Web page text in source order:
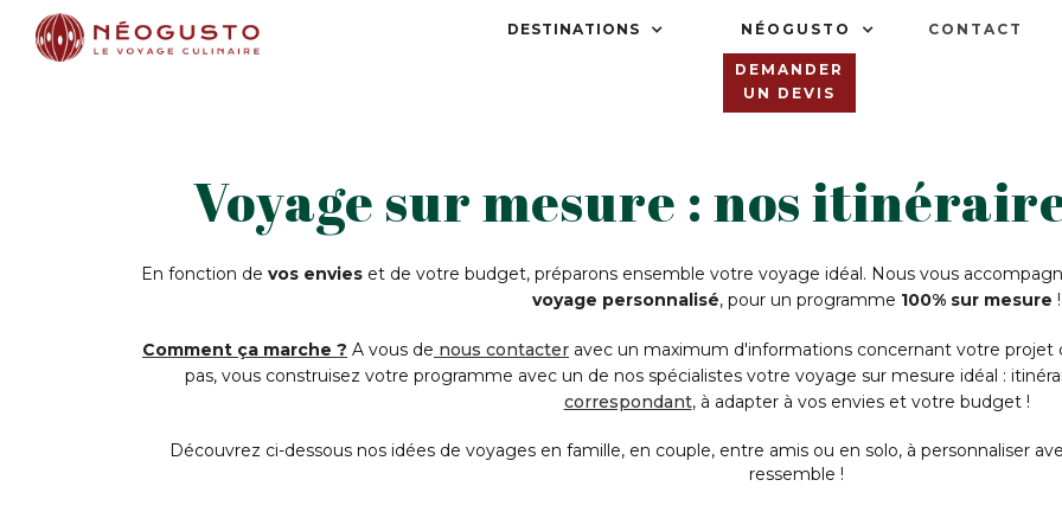
DESTINATIONS NÉOGUSTO CONTACT
DEMANDER
UN DEVIS
Voyage sur mesure : nos
En fonction de vos envies et de votre budget, préparons ensemble votre voyage idéal. Nous vous
voyage personnalisé, pour un programme 100% sur mesure !
Comment ça marche ? A vous de nous contacter avec un maximum d'informations concernant votre projet
pas, vous construisez votre programme avec un de nos spécialistes votre voyage sur mesure idéal :
correspondant, à adapter à vos envies et votre budget !
Découvrez ci-dessous nos idées de voyages en famille, en couple, entre amis ou en solo, à personnaliser
ressemble !